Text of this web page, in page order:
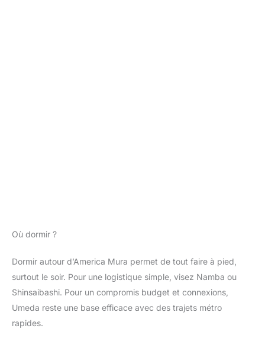
Où dormir ?
Dormir autour d’America Mura permet de tout faire à pied,
surtout le soir. Pour une logistique simple, visez Namba ou
Shinsaibashi. Pour un compromis budget et connexions,
Umeda reste une base efficace avec des trajets métro
rapides.